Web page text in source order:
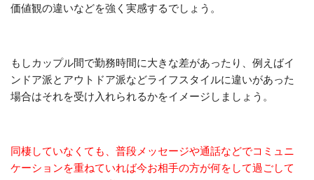
価値観の違いなどを強く実感するでしょう。
もしカップル間で勤務時間に大きな差があったり、例えばイ
ンドア派とアウトドア派などライフスタイルに違いがあった
場合はそれを受け入れられるかをイメージしましょう。
同棲していなくても、普段メッセージや通話などでコミュニ
ケーションを重ねていれば今お相手の方が何をして過ごして